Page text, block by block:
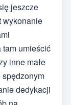
jeszcze
wykonanie
umieścić
inne małe
dedykacji